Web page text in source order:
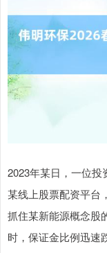
2023年某日，一位
某线上股票配资平台
抓住某新能源概念股
时，保证金比例迅速